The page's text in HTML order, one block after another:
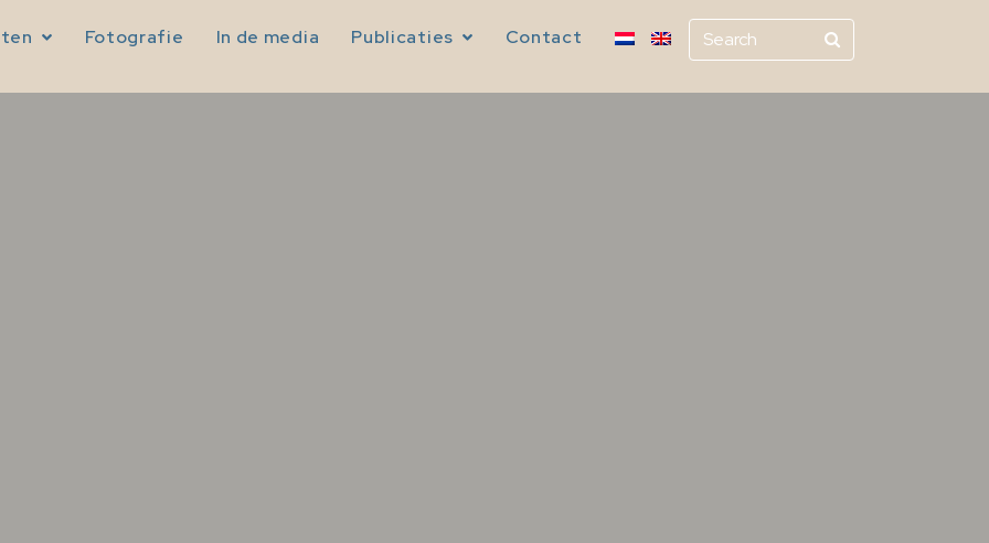
Fotografie In de media Publicaties Contact